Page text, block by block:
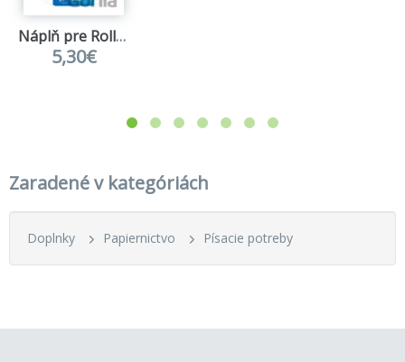
Náplň pre Roller FriXion Ball, 0.7 v modrej farbe
5,30€
Zaradené v kategóriách
Doplnky Papiernictvo Písacie potreby